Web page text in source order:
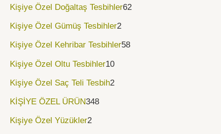
Kişiye Özel Doğaltaş Tesbihler62
Kişiye Özel Gümüş Tesbihler2
Kişiye Özel Kehribar Tesbihler58
Kişiye Özel Oltu Tesbihler10
Kişiye Özel Saç Teli Tesbih2
KİŞİYE ÖZEL ÜRÜN348
Kişiye Özel Yüzükler2